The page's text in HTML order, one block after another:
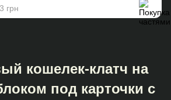
грн
кошелек-клатч на
под карточки с